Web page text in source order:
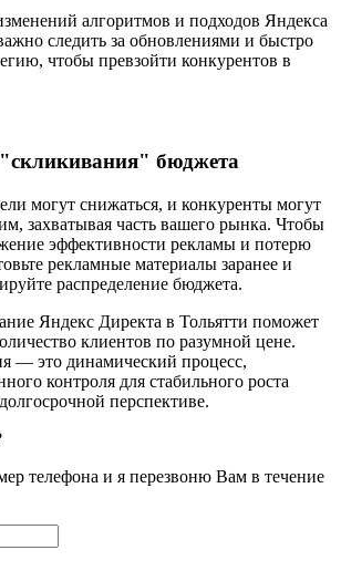
алгоритмов и подходов Яндекса
следить за обновлениями и быстро
чтобы превзойти конкурентов в
бюджета
могут снижаться, и конкуренты могут
захватывая часть вашего рынка. Чтобы
эффективности рекламы и потерю
рекламные материалы заранее и
распределение бюджета.
Яндекс Директа в Тольятти поможет
клиентов по разумной цене.
— это динамический процесс,
контроля для стабильного роста
перспективе.
телефона и я перезвоню Вам в течение